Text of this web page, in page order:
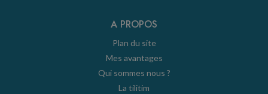
A PROPOS
Plan du site
Mes avantages
Qui sommes nous ?
La tilitim